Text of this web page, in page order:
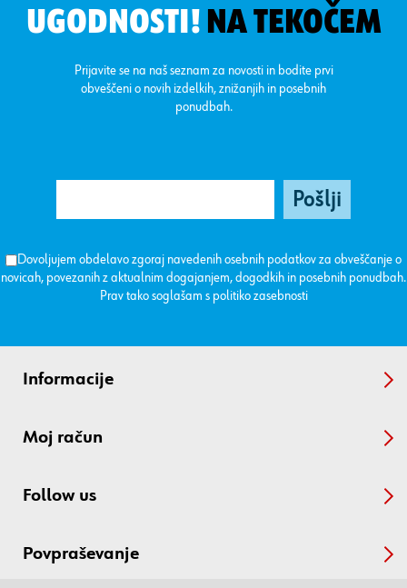
UGODNOSTI! NA TEKOČEM
Prijavite se na naš seznam za novosti in bodite prvi
obveščeni o novih izdelkih, znižanjih in posebnih
ponudbah.
Dovoljujem obdelavo zgoraj navedenih osebnih podatkov za obveščanje o
novicah, povezanih z aktualnim dogajanjem, dogodkih in posebnih ponudbah.
Prav tako soglašam s politiko zasebnosti
Informacije
Moj račun
Follow us
Povpraševanje